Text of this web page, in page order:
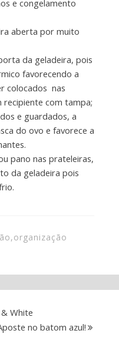
e congelamento
aberta por muito
da geladeira, pois
favorecendo a
colocados nas
com tampa;
e guardados, a
do ovo e favorece a
pano nas prateleiras,
da geladeira pois
,organização
White
no batom azul!